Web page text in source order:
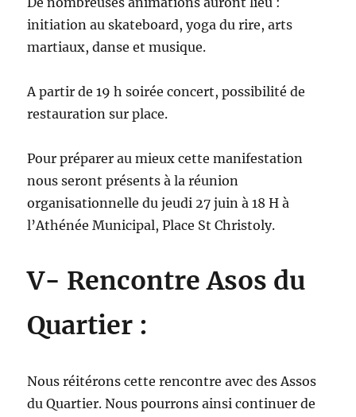
initiation au skateboard, yoga du rire, arts
martiaux, danse et musique.
A partir de 19 h soirée concert, possibilité de
restauration sur place.
Pour préparer au mieux cette manifestation
nous seront présents à la réunion
organisationnelle du jeudi 27 juin à 18 H à
l’Athénée Municipal, Place St Christoly.
V- Rencontre Asos du
Quartier :
Nous réitérons cette rencontre avec des Assos
du Quartier. Nous pourrons ainsi continuer de